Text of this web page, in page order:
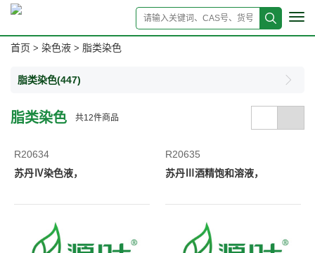
首页 > 染色液 > 脂类染色
脂类染色(447)
脂类染色 共12件商品
R20634
苏丹Ⅳ染色液，
R20635
苏丹Ⅲ酒精饱和溶液，